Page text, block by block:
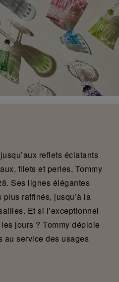
reflets éclatants
filets et perles, Tommy
Ses lignes élégantes
raffinés, jusqu’à la
Et si l’exceptionnel
jours ? Tommy déploie
au service des usages